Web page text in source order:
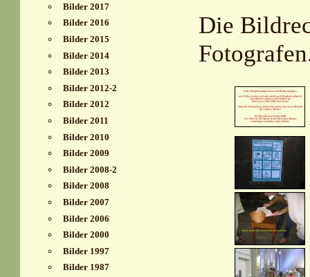
Bilder 2017
Bilder 2016
Bilder 2015
Bilder 2014
Bilder 2013
Bilder 2012-2
Bilder 2012
Bilder 2011
Bilder 2010
Bilder 2009
Bilder 2008-2
Bilder 2008
Bilder 2007
Bilder 2006
Bilder 2000
Bilder 1997
Bilder 1987
Die